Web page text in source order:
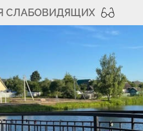
СЛАБОВИДЯЩИХ